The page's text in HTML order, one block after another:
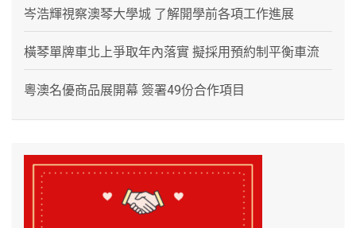
岑浩輝視察澳琴大學城 了解開學前各項工作進展
橫琴單牌車北上爭取年內落實 擬採用預約制平衡車流
粵澳名優商品展開幕 簽署49份合作項目